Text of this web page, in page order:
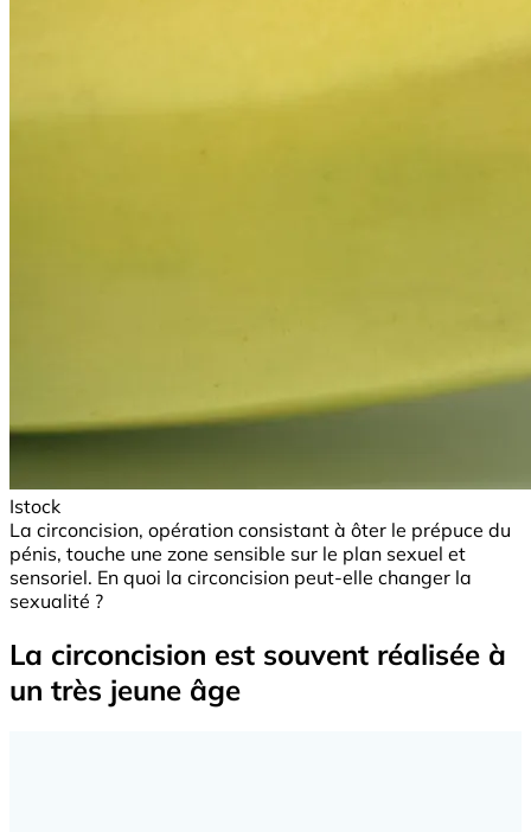
Istock
La circoncision, opération consistant à ôter le prépuce du
pénis, touche une zone sensible sur le plan sexuel et
sensoriel. En quoi la circoncision peut-elle changer la
sexualité ?
La circoncision est souvent réalisée à
un très jeune âge